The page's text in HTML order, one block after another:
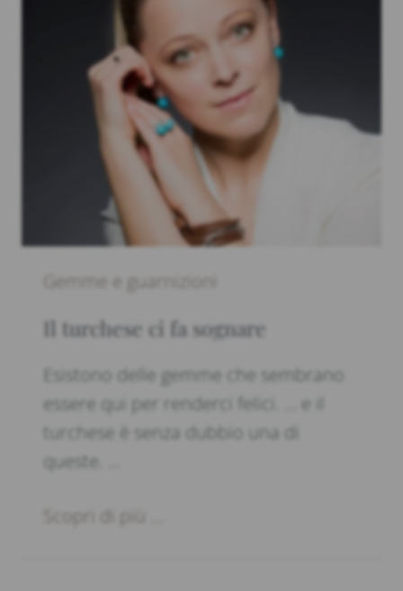
Gemme e guarnizioni
Il turchese ci fa sognare
Esistono delle gemme che sembrano
essere qui per renderci felici. … e il
turchese è senza dubbio una di
queste. …
Scopri di più ...